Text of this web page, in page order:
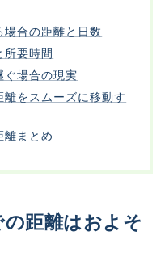
合の距離と日数
所要時間
ぐ場合の現実
をスムーズに移動す
離まとめ
距離はおよそ